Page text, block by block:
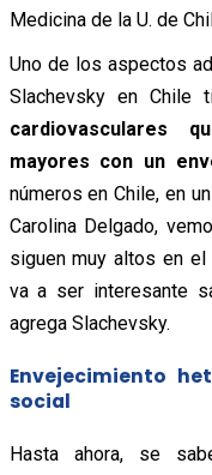
Medicina de la U. de
Uno de los aspectos
Slachevsky en Chile
cardiovasculares
mayores con un
números en Chile, en
Carolina Delgado,
siguen muy altos en el
va a ser interesante
agrega Slachevsky.
Envejecimiento
social
Hasta ahora, se